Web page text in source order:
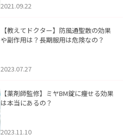
2021.09.22
【教えてドクター】防風通聖散の効果
や副作用は？長期服用は危険なの？
2023.07.27
【薬剤師監修】ミヤBM錠に痩せる効果
は本当にあるの？
2023.11.10